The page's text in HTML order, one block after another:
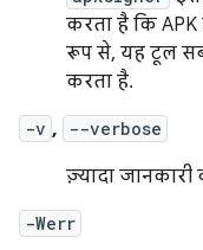
करता है कि APK
रूप से, यह टूल
करता है.
-v , --verbose
ज़्यादा
-Werr